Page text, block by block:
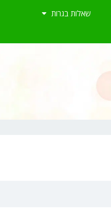
שאלות בגרות